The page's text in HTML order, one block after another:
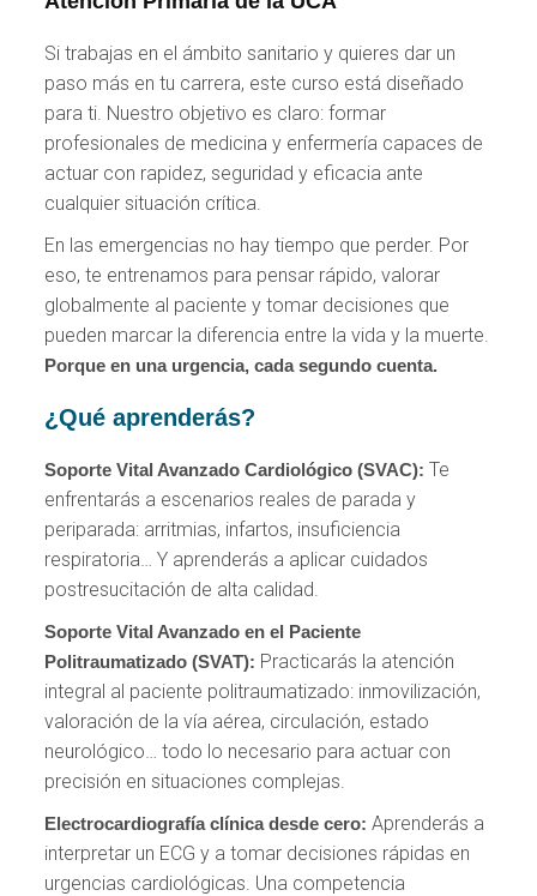
Si trabajas en el ámbito sanitario y quieres dar un
paso más en tu carrera, este curso está diseñado
para ti. Nuestro objetivo es claro: formar
profesionales de medicina y enfermería capaces de
actuar con rapidez, seguridad y eficacia ante
cualquier situación crítica.
En las emergencias no hay tiempo que perder. Por
eso, te entrenamos para pensar rápido, valorar
globalmente al paciente y tomar decisiones que
pueden marcar la diferencia entre la vida y la muerte.
Porque en una urgencia, cada segundo cuenta.
¿Qué aprenderás?
Soporte Vital Avanzado Cardiológico (SVAC):Te
enfrentarás a escenarios reales de parada y
periparada: arritmias, infartos, insuficiencia
respiratoria… Y aprenderás a aplicar cuidados
postresucitación de alta calidad.
Soporte Vital Avanzado en el Paciente
Politraumatizado (SVAT): Practicarás la atención
integral al paciente politraumatizado: inmovilización,
valoración de la vía aérea, circulación, estado
neurológico… todo lo necesario para actuar con
precisión en situaciones complejas.
Electrocardiografía clínica desde cero:Aprenderás a
interpretar un ECG y a tomar decisiones rápidas en
urgencias cardiológicas. Una competencia